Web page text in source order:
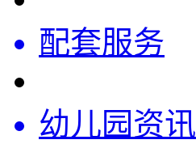
配套服务
幼儿园资讯